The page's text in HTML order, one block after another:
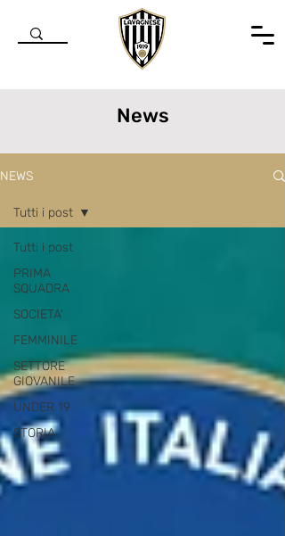
News
NEWS
Tutti i post
PRIMA
SQUADRA
SOCIETA'
FEMMINILE
SETTORE
GIOVANILE
UNDER 19
STORIA
Tutti i post